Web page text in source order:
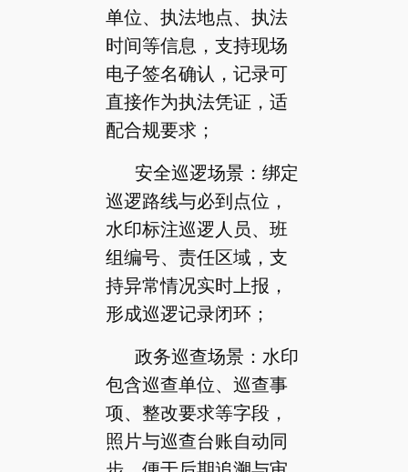
单位、执法地点、执法
时间等信息，支持现场
电子签名确认，记录可
直接作为执法凭证，适
配合规要求；
安全巡逻场景：绑定
巡逻路线与必到点位，
水印标注巡逻人员、班
组编号、责任区域，支
持异常情况实时上报，
形成巡逻记录闭环；
政务巡查场景：水印
包含巡查单位、巡查事
项、整改要求等字段，
照片与巡查台账自动同